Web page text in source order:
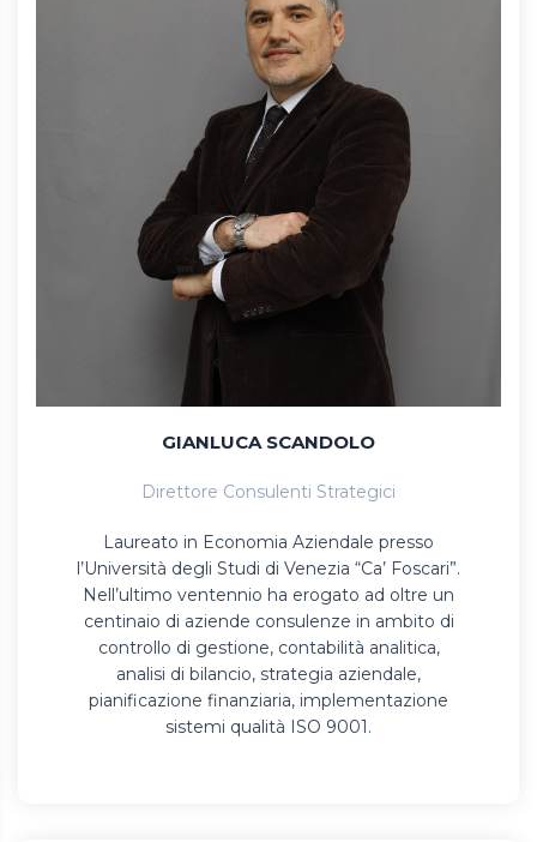
GIANLUCA SCANDOLO
Direttore Consulenti Strategici
Laureato in Economia Aziendale presso
l’Università degli Studi di Venezia “Ca’ Foscari”.
Nell’ultimo ventennio ha erogato ad oltre un
centinaio di aziende consulenze in ambito di
controllo di gestione, contabilità analitica,
analisi di bilancio, strategia aziendale,
pianificazione finanziaria, implementazione
sistemi qualità ISO 9001.